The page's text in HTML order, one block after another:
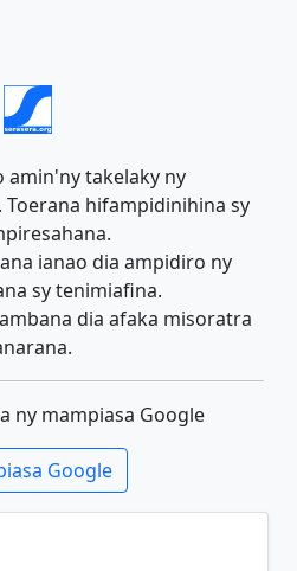
amin'ny takelaky ny
. Toerana hifampidinihina sy
ianao dia ampidiro ny
sy tenimiafina.
dia afaka misoratra
ny mampiasa Google
Google